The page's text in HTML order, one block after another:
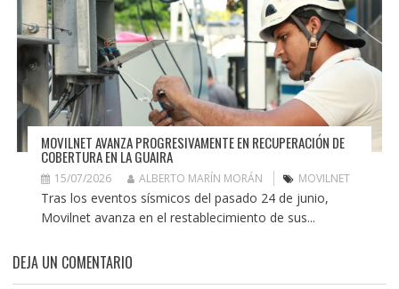
MOVILNET AVANZA PROGRESIVAMENTE EN RECUPERACIÓN DE
COBERTURA EN LA GUAIRA
15/07/2026 ALBERTO MARÍN MORÁN MOVILNET
Tras los eventos sísmicos del pasado 24 de junio,
Movilnet avanza en el restablecimiento de sus...
DEJA UN COMENTARIO